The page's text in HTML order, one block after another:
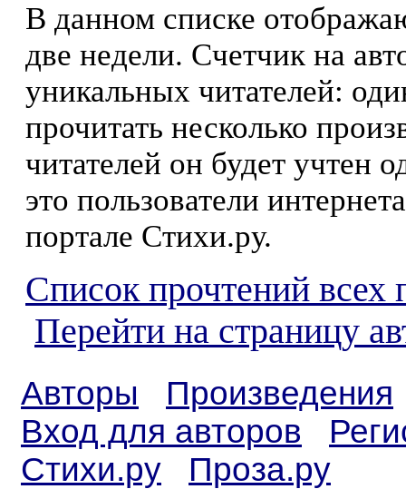
В данном списке
две недели. Счетчик на
уникальных читателей:
прочитать несколько
читателей он будет учтен
это пользователи
портале Стихи.ру.
Список прочтений всех
Перейти на страницу
Авторы
Произведения
Вход для авторов
Стихи.ру
Проза.ру